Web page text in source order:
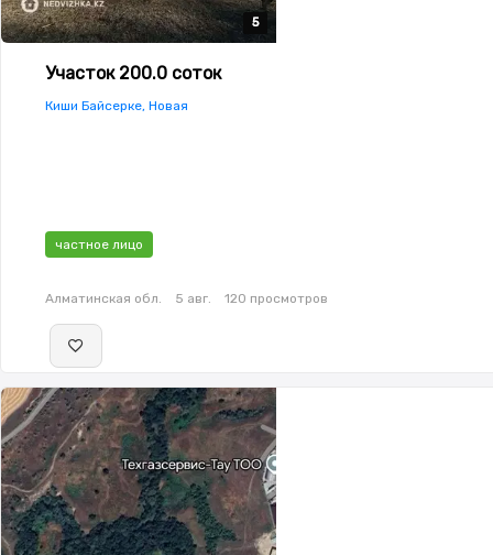
5
5
5
5
5
Участок 200.0 соток
Киши Байсерке, Новая
частное лицо
Алматинская обл. 5 авг. 120 просмотров